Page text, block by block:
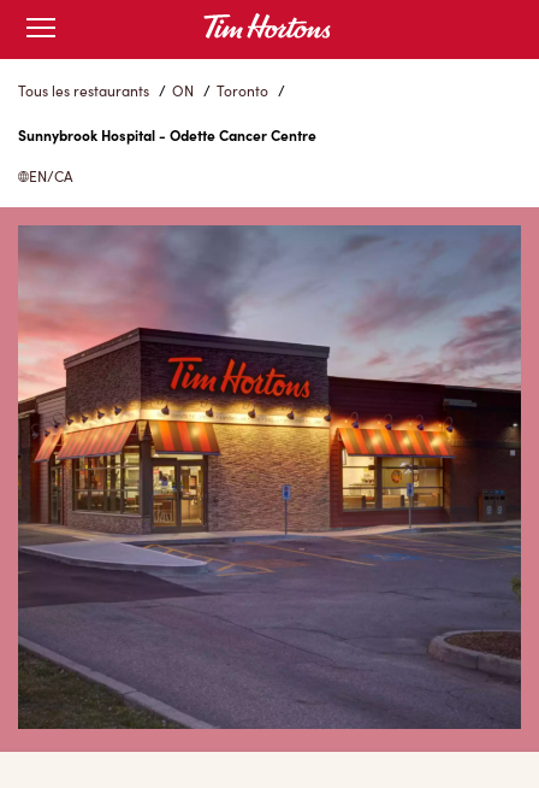
Skip
Content
Open
mobile
menu
Tous les restaurants / ON / Toronto /
Sunnybrook Hospital - Odette Cancer Centre
EN/CA